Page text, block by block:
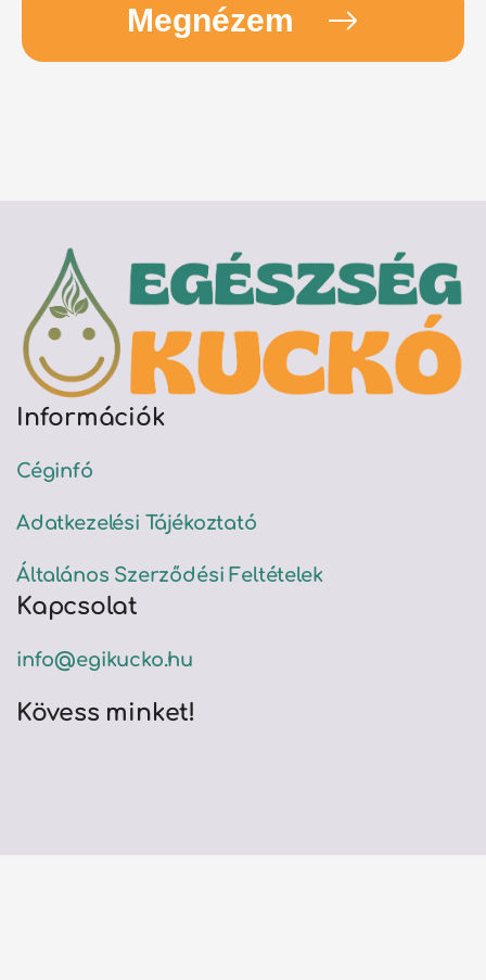
Megnézem
Információk
Céginfó
Adatkezelési Tájékoztató
Általános Szerződési Feltételek
Kapcsolat
info@egikucko.hu
Kövess minket!